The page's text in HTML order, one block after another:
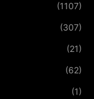
(1107)
(307)
(21)
(62)
(1)